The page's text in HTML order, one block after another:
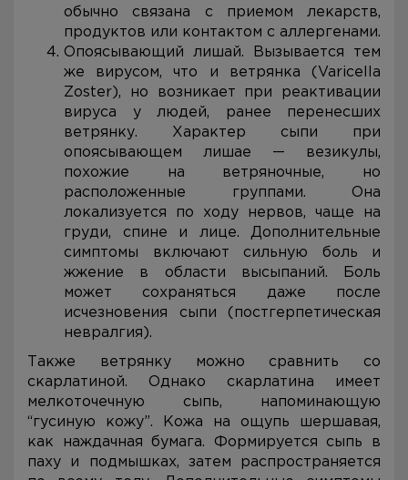
обычно связана с приемом лекарств,
продуктов или контактом с аллергенами.
Опоясывающий лишай. Вызывается тем
же вирусом, что и ветрянка (Varicella
Zoster), но возникает при реактивации
вируса у людей, ранее перенесших
ветрянку. Характер сыпи при
опоясывающем лишае — везикулы,
похожие на ветряночные, но
расположенные группами. Она
локализуется по ходу нервов, чаще на
груди, спине и лице. Дополнительные
симптомы включают сильную боль и
жжение в области высыпаний. Боль
может сохраняться даже после
исчезновения сыпи (постгерпетическая
невралгия).
Также ветрянку можно сравнить со
скарлатиной. Однако скарлатина имеет
мелкоточечную сыпь, напоминающую
“гусиную кожу”. Кожа на ощупь шершавая,
как наждачная бумага. Формируется сыпь в
паху и подмышках, затем распространяется